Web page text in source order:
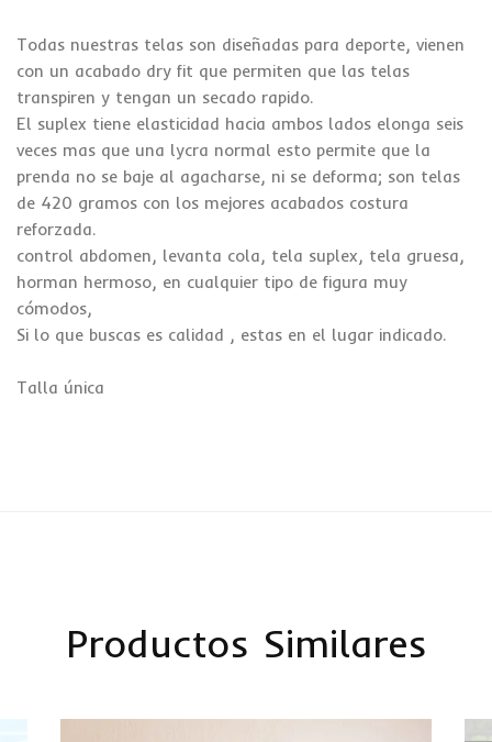
Todas nuestras telas son diseñadas para deporte, vienen
con un acabado dry fit que permiten que las telas
transpiren y tengan un secado rapido.
El suplex tiene elasticidad hacia ambos lados elonga seis
veces mas que una lycra normal esto permite que la
prenda no se baje al agacharse, ni se deforma; son telas
de 420 gramos con los mejores acabados costura
reforzada.
control abdomen, levanta cola, tela suplex, tela gruesa,
horman hermoso, en cualquier tipo de figura muy
cómodos,
Si lo que buscas es calidad , estas en el lugar indicado.
Talla única
Productos Similares